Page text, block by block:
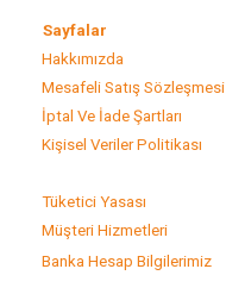
Sayfalar
Hakkımızda
Mesafeli Satış Sözleşmesi
İptal Ve İade Şartları
Kişisel Veriler Politikası
Tüketici Yasası
Müşteri Hizmetleri
Banka Hesap Bilgilerimiz